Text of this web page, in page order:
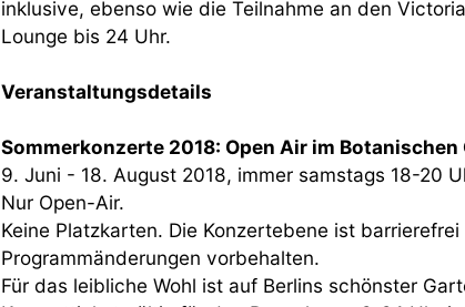
inklusive, ebenso wie die Teilnahme an den
Lounge bis 24 Uhr.
Veranstaltungsdetails
Sommerkonzerte 2018: Open Air im Botanischen
9. Juni - 18. August 2018, immer samstags 18-20
Nur Open-Air.
Keine Platzkarten. Die Konzertebene ist
Programmänderungen vorbehalten.
Für das leibliche Wohl ist auf Berlins schönster